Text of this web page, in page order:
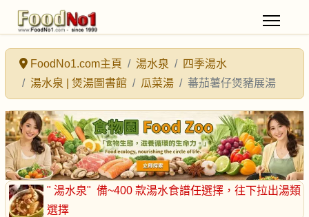
FoodNo1.com主頁 湯水泉
四季湯水
湯水泉 | 煲湯圖書館
瓜菜湯 蕃茄薯仔煲豬展湯
" 湯水泉" 備~400 款湯水食譜任選擇 ，往下拉出湯類
選擇